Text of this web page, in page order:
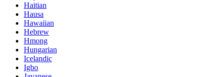
Haitian
Hausa
Hawaiian
Hebrew
Hmong
Hungarian
Icelandic
Igbo